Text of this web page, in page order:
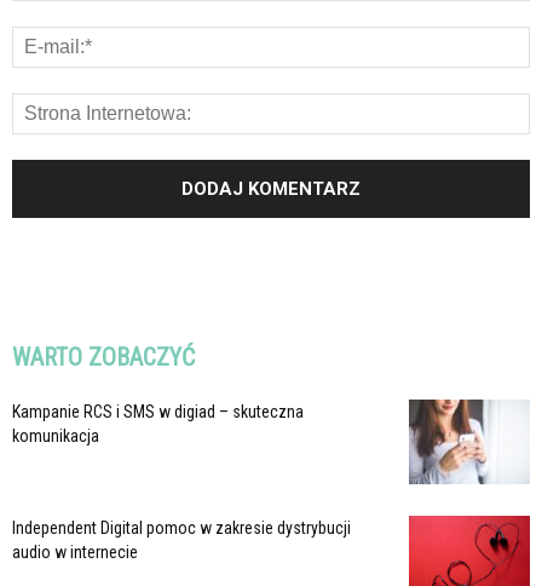
WARTO ZOBACZYĆ
Kampanie RCS i SMS w digiad – skuteczna
komunikacja
Independent Digital pomoc w zakresie dystrybucji
audio w internecie